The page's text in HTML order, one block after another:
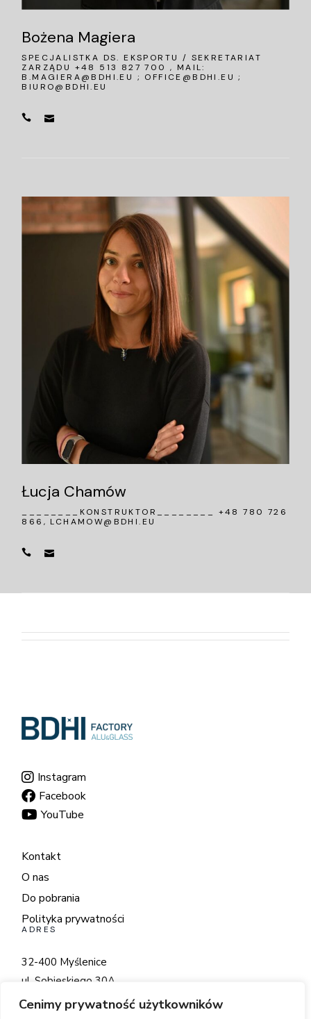
Cenimy prywatność użytkowników
Bożena Magiera
SPECJALISTKA DS. EKSPORTU / SEKRETARIAT
ZARZĄDU +48 513 827 700 , MAIL:
B.MAGIERA@BDHI.EU ; OFFICE@BDHI.EU ;
BIURO@BDHI.EU
Łucja Chamów
________KONSTRUKTOR________ +48 780 726
866,LCHAMOW@BDHI.EU
Instagram
Facebook
YouTube
Kontakt
O nas
Do pobrania
Polityka prywatności
ADRES
32-400 Myślenice
ul. Sobieskiego 30A
+48 798 560 222